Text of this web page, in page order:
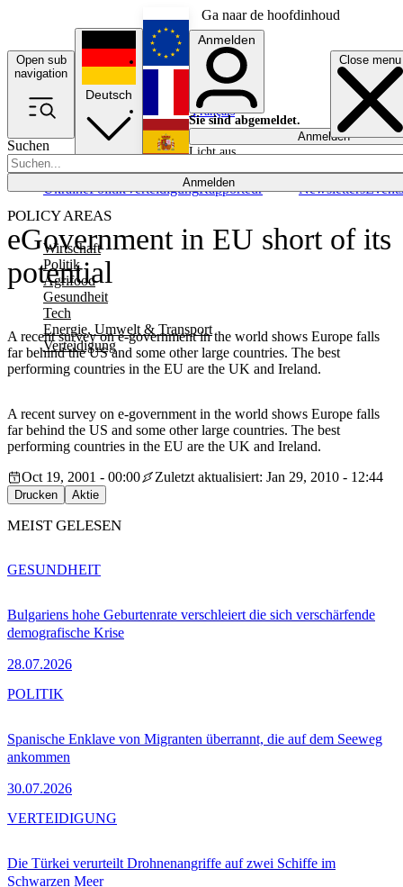
Ga naar de hoofdinhoud
Open sub
navigation
Close menu
Suchen
Anmelden
POLICY AREAS
Wirtschaft
Politik
Agrifood
Gesundheit
Tech
Energie, Umwelt & Transport
Verteidigung
UkrainePolitikVerteidigungRapporteur NewslettersEvents
Deutsch
English
Français
Anmelden
Sie sind abgemeldet.
Anmelden
Licht aus
eGovernment in EU short of its
potential
A recent survey on e-government in the world shows Europe falls
far behind the US and some other large countries. The best
performing countries in the EU are the UK and Ireland.
A recent survey on e-government in the world shows Europe falls
far behind the US and some other large countries. The best
performing countries in the EU are the UK and Ireland.
Oct 19, 2001 - 00:00
Zuletzt aktualisiert: Jan 29, 2010 - 12:44
Drucken Aktie
MEIST GELESEN
Bulgariens hohe Geburtenrate verschleiert die sich verschärfende
demografische Krise
28.07.2026
GESUNDHEIT
Spanische Enklave von Migranten überrannt, die auf dem Seeweg
ankommen
30.07.2026
POLITIK
Die Türkei verurteilt Drohnenangriffe auf zwei Schiffe im
Schwarzen Meer
VERTEIDIGUNG